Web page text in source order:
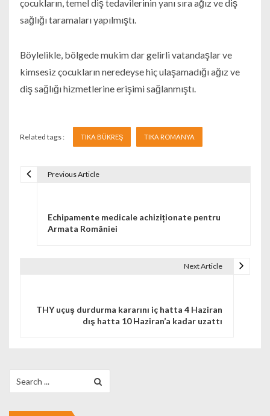
çocukların, temel diş tedavilerinin yanı sıra ağız ve diş
sağlığı taramaları yapılmıştı.
Böylelikle, bölgede mukim dar gelirli vatandaşlar ve
kimsesiz çocukların neredeyse hiç ulaşamadığı ağız ve
diş sağlığı hizmetlerine erişimi sağlanmıştı.
Related tags : TIKA BÜKREŞ TIKA ROMANYA
Previous Article
Echipamente medicale achiziționate pentru
Armata României
Next Article
THY uçuş durdurma kararını iç hatta 4 Haziran
dış hatta 10 Haziran’a kadar uzattı